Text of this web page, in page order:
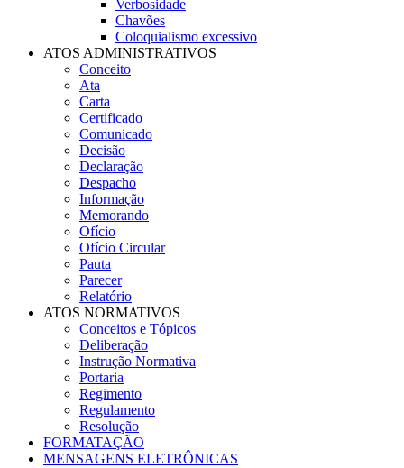
Verbosidade
Chavões
Coloquialismo excessivo
ATOS ADMINISTRATIVOS
Conceito
Ata
Carta
Certificado
Comunicado
Decisão
Declaração
Despacho
Informação
Memorando
Ofício
Ofício Circular
Pauta
Parecer
Relatório
ATOS NORMATIVOS
Conceitos e Tópicos
Deliberação
Instrução Normativa
Portaria
Regimento
Regulamento
Resolução
FORMATAÇÃO
MENSAGENS ELETRÔNICAS